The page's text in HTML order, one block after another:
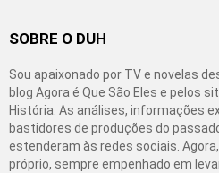
SOBRE O DUH
Sou apaixonado por TV e novelas
blog Agora é Que São Eles e pelos
História. As análises, informações
bastidores de produções do
estenderam às redes sociais.
próprio, sempre empenhado em